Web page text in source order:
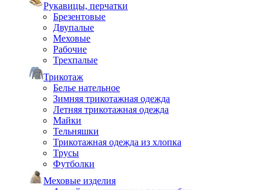
Рукавицы, перчатки
Брезентовые
Двупалые
Меховые
Рабочие
Трехпалые
Трикотаж
Белье нательное
Зимняя трикотажная одежда
Летняя трикотажная одежда
Майки
Тельняшки
Трикотажная одежда из хлопка
Трусы
Футболки
Меховые изделия